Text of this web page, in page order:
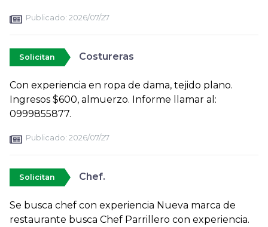
Publicado: 2026/07/27
Solicitan Costureras
Con experiencia en ropa de dama, tejido plano.
Ingresos $600, almuerzo. Informe llamar al:
0999855877.
Publicado: 2026/07/27
Solicitan Chef.
Se busca chef con experiencia Nueva marca de
restaurante busca Chef Parrillero con experiencia.